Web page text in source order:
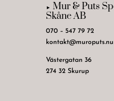
► Mur & Puts
Skåne AB
070 – 547 79 72
kontakt@muroputs.nu
Västergatan 36
274 32 Skurup